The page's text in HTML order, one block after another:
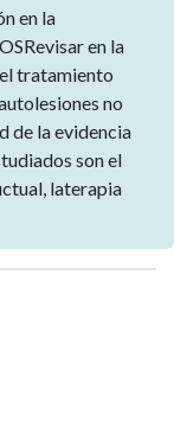
en la
en la
tratamiento
no
de la evidencia
son el
laterapia